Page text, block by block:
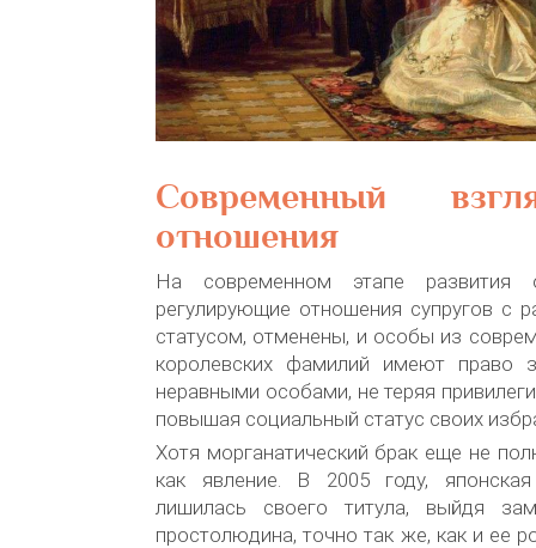
Современный
отношения
На современном этапе развития
регулирующие отношения супругов с
статусом, отменены, и особы из
королевских фамилий имеют право
неравными особами, не теряя
повышая социальный статус своих
Хотя морганатический брак еще не
как явление. В 2005 году,
лишилась своего титула, выйдя
простолюдина, точно так же, как и ее